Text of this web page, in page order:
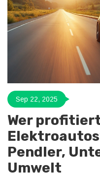
Sep 22, 2025
Wer
Pendler,
Umwelt